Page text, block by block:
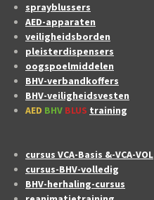
sprayblussers
AED-apparaten
veiligheidsborden
pleisterdispensers
oogspoelmiddelen
BHV-verbandkoffers
BHV-veiligheidsvesten
AED BHV BLUS training
cursus VCA-Basis &-VCA-VOL
cursus-BHV-volledig
BHV-herhaling-cursus